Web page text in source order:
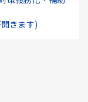
きます)